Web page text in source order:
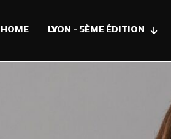
HOME LYON – 5ÈME ÉDITION